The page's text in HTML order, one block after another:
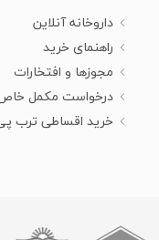
داروخانه آنلاین
راهنمای خرید
مجوزها و افتخارات
درخواست مکمل
خرید اقساطی ترب